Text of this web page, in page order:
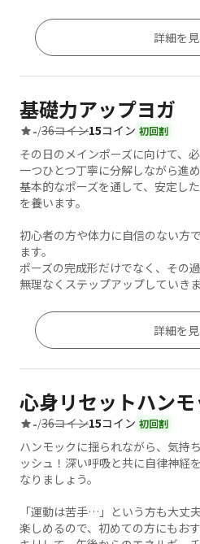
詳細を
基礎力アップヨガ
-/36コイン15コイン 初回割
その日のメインポーズに向けて、
一つひとつ丁寧に分解しながら進
基本的なポーズを通して、安定し
を養います。
初心者の方や体力に自信のない方
ます。
ポーズの完成形だけでなく、その
無理なくステップアップしていきま
詳細を
心身リセットハンモ
-/36コイン15コイン 初回割
ハンモックに揺られながら、気持
ッシュ！深い呼吸と共に自律神経
なりましょう。
「運動は苦手…」という方も大丈
楽しめるので、初めての方にもお